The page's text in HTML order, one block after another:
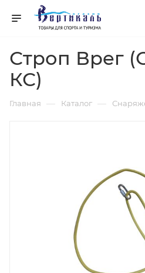
Строп Врег
КС)
Главная — Каталог —